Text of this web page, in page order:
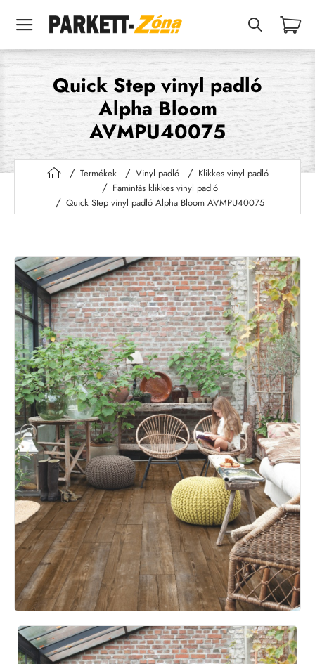
Quick Step vinyl padló
Alpha Bloom
AVMPU40075
h
m
Termékek Vinyl padló
Klikkes vinyl padló
Famintás klikkes vinyl padló
Quick Step vinyl padló Alpha Bloom AVMPU40075